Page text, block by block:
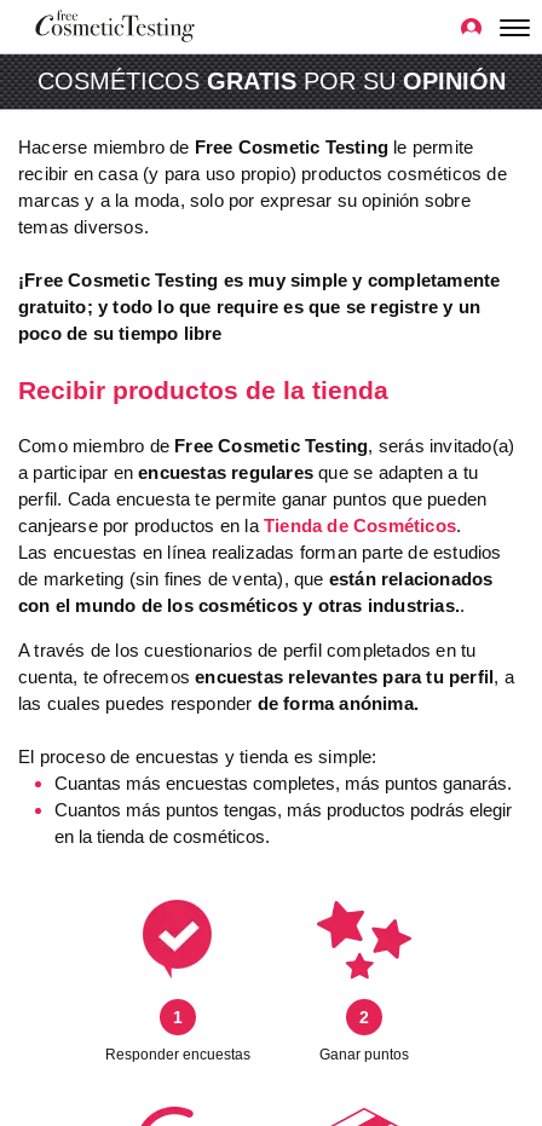
COSMÉTICOSGRATISPOR SUOPINIÓN
Hacerse miembro de Free Cosmetic Testing le permite
recibir en casa (y para uso propio) productos cosméticos de
marcas y a la moda, solo por expresar su opinión sobre
temas diversos.
¡Free Cosmetic Testing es muy simple y completamente
gratuito; y todo lo que require es que se registre y un
poco de su tiempo libre
Recibir productos de la tienda
Como miembro de Free Cosmetic Testing, serás invitado(a)
a participar enencuestas regulares que se adapten a tu
perfil. Cada encuesta te permite ganar puntos que pueden
canjearse por productos en la Tienda de Cosméticos.
Las encuestas en línea realizadas forman parte de estudios
de marketing (sin fines de venta), que están relacionados
con el mundo de los cosméticos y otras industrias..
A través de los cuestionarios de perfil completados en tu
cuenta, te ofrecemosencuestas relevantes para tu perfil, a
las cuales puedes responder de forma anónima.
El proceso de encuestas y tienda es simple:
Cuantas más encuestas completes, más puntos ganarás.
Cuantos más puntos tengas, más productos podrás elegir
en la tienda de cosméticos.
1
Responder encuestas
2
Ganar puntos